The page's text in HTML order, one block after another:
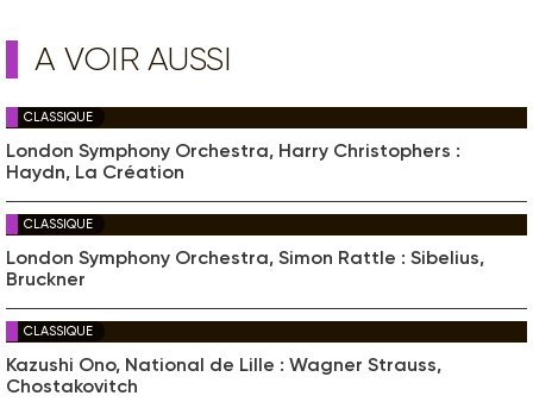
A VOIR AUSSI
CLASSIQUE
London Symphony Orchestra, Harry Christophers :
Haydn, La Création
CLASSIQUE
London Symphony Orchestra, Simon Rattle : Sibelius,
Bruckner
CLASSIQUE
Kazushi Ono, National de Lille : Wagner Strauss,
Chostakovitch